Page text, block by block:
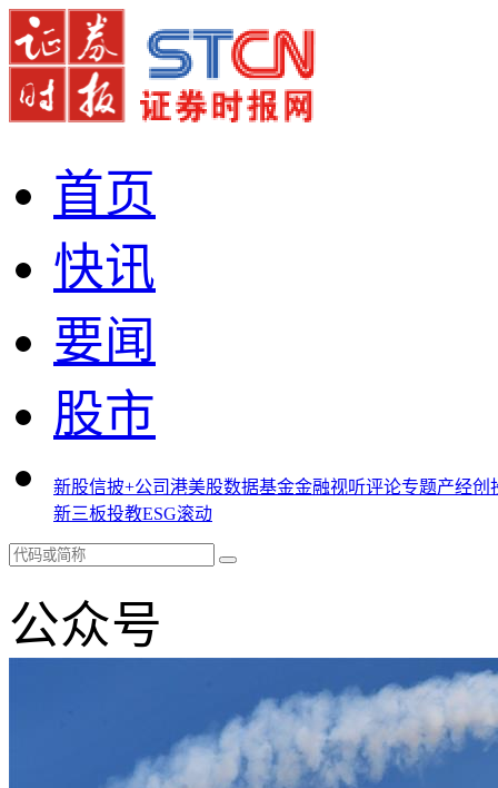
首页
快讯
要闻
股市
新股信披+公司港美股数据基金金融视听评论专题产经创
新三板投教ESG滚动
公众号